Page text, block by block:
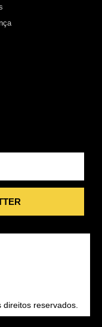
reservados.